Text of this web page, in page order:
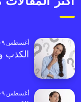
أغسطس ٠٩, ٢٠٢٣
الكذب
أغسطس ٠٩, ٢٠٢٣